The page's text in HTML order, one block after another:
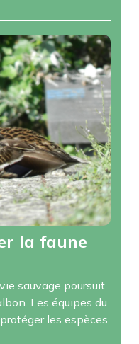
la faune
sauvage poursuit
Les équipes du
les espèces